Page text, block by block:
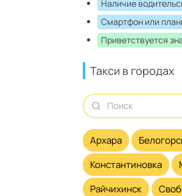
Наличие
Смартфон или
Приветствуется
Такси в городах
Архара
Константиновка
Райчихинск